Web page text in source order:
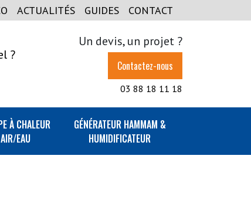
ACTUALITÉS GUIDES CONTACT
?
Un devis, un projet ?
Contactez-nous
03 88 18 11 18
À CHALEUR
AIR/EAU
GÉNÉRATEUR HAMMAM &
HUMIDIFICATEUR